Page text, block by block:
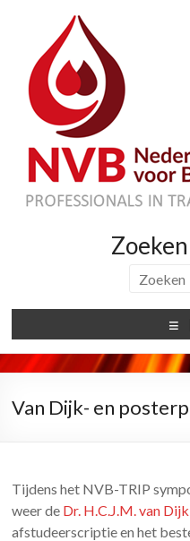
Van Dijk- en
Tijdens het NVB-TRIP
weer de Dr. H.C.J.M. van
afstudeerscriptie en het